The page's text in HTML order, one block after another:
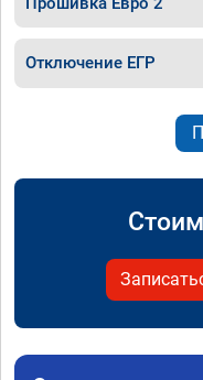
Отключение ЕГР